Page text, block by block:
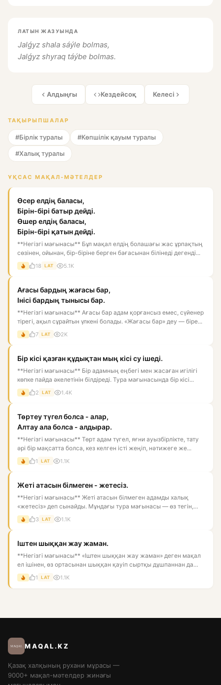
ЛАТЫН ЖАЗУЫНДА
Jalǵyz shala sáýle bolmas,
Jalǵyz shyraq táýbe bolmas.
Алдыңғы Кездейсоқ Келесі
ТАҚЫРЫПШАЛАР
#Бірлік туралы #Көпшілік қауым туралы
#Халық туралы
ҰҚСАС МАҚАЛ-МӘТЕЛДЕР
Өсер елдің баласы,
Бірін-бірі батыр дейді.
Өшер елдің баласы,
Бірін-бірі қатын дейді.
**Негізгі мағынасы** Бұл мақал елдің болашағы жас ұрпақтың
сөзінен, ойынан, бір-біріне берген бағасынан білінеді дегенді...
18 LAT 5.1K
Ағасы бардың жағасы бар,
Інісі бардың тынысы бар.
**Негізгі мағынасы** Ағасы бар адам қорғансыз емес, сүйенер
тірегі, ақыл сұрайтын үлкені болады. «Жағасы бар» деу — біре...
7 LAT 2K
Бір кісі қазған құдықтан мың кісі су ішеді.
**Негізгі мағынасы** Бір адамның еңбегі мен жасаған игілігі
көпке пайда әкелетінін білдіреді. Тура мағынасында бір кісі...
2 LAT 1.4K
Төртеу түгел болса - алар,
Алтау ала болса - алдырар.
**Негізгі мағынасы** Төрт адам түгел, яғни ауызбірлікте, тату
әрі бір мақсатта болса, кез келген істі жеңіп, нәтижеге же...
1 LAT 1.1K
Жеті атасын білмеген - жетесіз.
**Негізгі мағынасы** Жеті атасын білмеген адамды халық
«жетесіз» деп сынайды. Мұндағы тура мағынасы — өз тегін,
ата-баба...
3 LAT 1.1K
Іштен шыққан жау жаман.
**Негізгі мағынасы** «Іштен шыққан жау жаман» деген мақал
ел ішінен, өз ортасынан шыққан қауіп сыртқы дұшпаннан да
қате...
1 LAT 1.1K
MAQAL.KZ
Қазақ халқының рухани мұрасы —
9000+ мақал-мәтелдер жинағы